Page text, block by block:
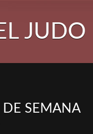
JUDO
DE SEMANA